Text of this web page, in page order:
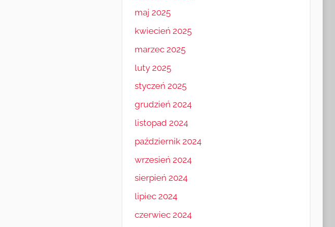
maj 2025
kwiecień 2025
marzec 2025
luty 2025
styczeń 2025
grudzień 2024
listopad 2024
październik 2024
wrzesień 2024
sierpień 2024
lipiec 2024
czerwiec 2024